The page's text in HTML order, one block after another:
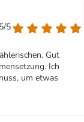
5
Gut
Ich
um etwas